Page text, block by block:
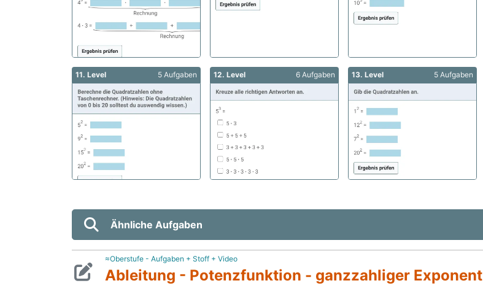
11. Level 5 Aufgaben 12. Level 6 Aufgaben 13. Level 5 Aufgaben
Ähnliche Aufgaben
≈Oberstufe - Aufgaben + Stoff + Video
Ableitung - Potenzfunktion - ganzzahliger Exponent